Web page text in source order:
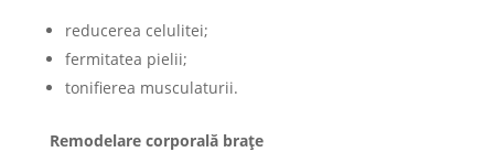
reducerea celulitei;
fermitatea pielii;
tonifierea musculaturii.
Remodelare corporală brațe